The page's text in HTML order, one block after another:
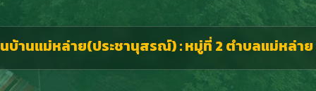
านแม่หล่าย(ประชานุสรณ์) : หมู่ที่ 2 ตำบลแม่หล่าย